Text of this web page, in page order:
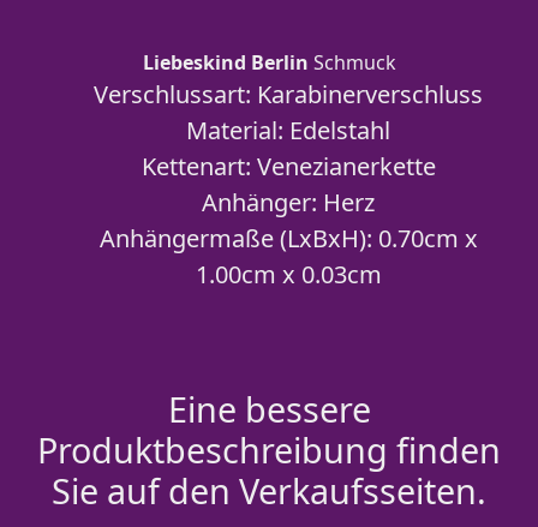
Liebeskind Berlin Schmuck
Verschlussart: Karabinerverschluss
Material: Edelstahl
Kettenart: Venezianerkette
Anhänger: Herz
Anhängermaße (LxBxH): 0.70cm x
1.00cm x 0.03cm
Eine bessere
Produktbeschreibung finden
Sie auf den Verkaufsseiten.